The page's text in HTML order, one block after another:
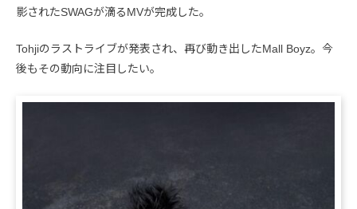
影されたSWAGが滴るMVが完成した。
Tohjiのラストライブが発表され、再び動き出したMall Boyz。今
後もその動向に注目したい。